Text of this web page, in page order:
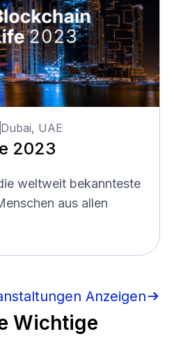
Dubai, UAE
2023
weltweit bekannteste
aus allen
Anzeigen
Wichtige